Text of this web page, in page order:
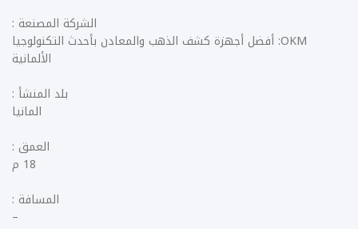
الشركة المصنعة :
OKM: أفضل أجهزة كشف الذهب والمعادن بأحدث التكنولوجيا
الألمانية
بلد المنشأ :
المانيا
العمق :
18 م
المسافة :
–